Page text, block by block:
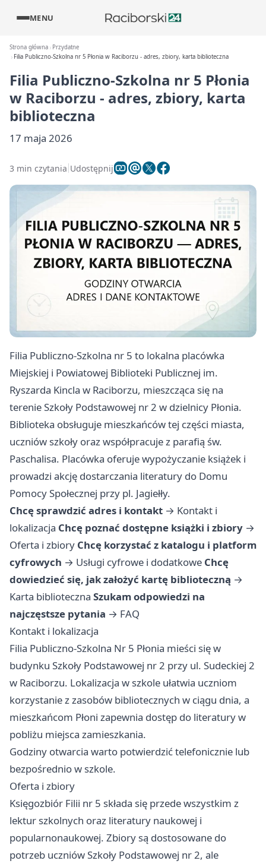
MENU
Strona główna
Przydatne
Filia Publiczno-Szkolna nr 5 Płonia w Raciborzu - adres, zbiory, karta biblioteczna
Filia Publiczno-Szkolna nr 5 Płonia
w Raciborzu - adres, zbiory, karta
biblioteczna
17 maja 2026
3 min czytania Udostępnij
Filia Publiczno-Szkolna nr 5 to lokalna placówka
Miejskiej i Powiatowej Biblioteki Publicznej im.
Ryszarda Kincla w Raciborzu, mieszcząca się na
terenie Szkoły Podstawowej nr 2 w dzielnicy Płonia.
Biblioteka obsługuje mieszkańców tej części miasta,
uczniów szkoły oraz współpracuje z parafią św.
Paschalisa. Placówka oferuje wypożyczanie książek i
prowadzi akcję dostarczania literatury do Domu
Pomocy Społecznej przy pl. Jagiełły.
Chcę sprawdzić adres i kontakt → Kontakt i
lokalizacja Chcę poznać dostępne książki i zbiory →
Oferta i zbiory Chcę korzystać z katalogu i platform
cyfrowych → Usługi cyfrowe i dodatkowe Chcę
dowiedzieć się, jak założyć kartę biblioteczną →
Karta biblioteczna Szukam odpowiedzi na
najczęstsze pytania → FAQ
Kontakt i lokalizacja
Filia Publiczno-Szkolna Nr 5 Płonia mieści się w
budynku Szkoły Podstawowej nr 2 przy ul. Sudeckiej 2
w Raciborzu. Lokalizacja w szkole ułatwia uczniom
korzystanie z zasobów bibliotecznych w ciągu dnia, a
mieszkańcom Płoni zapewnia dostęp do literatury w
pobliżu miejsca zamieszkania.
Godziny otwarcia warto potwierdzić telefonicznie lub
bezpośrednio w szkole.
Oferta i zbiory
Księgozbiór Filii nr 5 składa się przede wszystkim z
lektur szkolnych oraz literatury naukowej i
popularnonaukowej. Zbiory są dostosowane do
potrzeb uczniów Szkoły Podstawowej nr 2, ale